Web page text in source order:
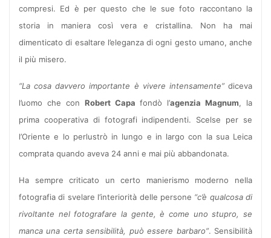
compresi. Ed è per questo che le sue foto raccontano la
storia in maniera così vera e cristallina. Non ha mai
dimenticato di esaltare l’eleganza di ogni gesto umano, anche
il più misero.
“La cosa davvero importante è vivere intensamente”diceva
l’uomo che con Robert Capa fondò l’agenzia Magnum, la
prima cooperativa di fotografi indipendenti. Scelse per se
l’Oriente e lo perlustrò in lungo e in largo con la sua Leica
comprata quando aveva 24 anni e mai più abbandonata.
Ha sempre criticato un certo manierismo moderno nella
fotografia di svelare l’interiorità delle persone “c’è qualcosa di
rivoltante nel fotografare la gente, è come uno stupro, se
manca una certa sensibilità, può essere barbaro”. Sensibilità